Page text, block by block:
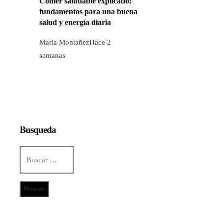
fundamentos para una buena
salud y energía diaria
Maria MontañezHace 2
semanas
Busqueda